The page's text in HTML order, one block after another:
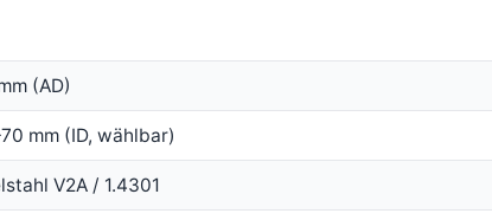
(AD)
mm (ID, wählbar)
V2A / 1.4301